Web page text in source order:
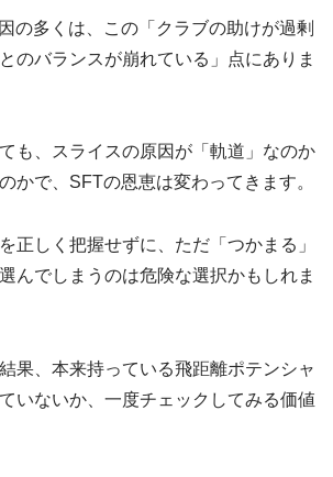
の多くは、この「クラブの助けが過剰
のバランスが崩れている」点にありま
も、スライスの原因が「軌道」なのか
かで、SFTの恩恵は変わってきます。
正しく把握せずに、ただ「つかまる」
んでしまうのは危険な選択かもしれま
果、本来持っている飛距離ポテンシャ
いないか、一度チェックしてみる価値